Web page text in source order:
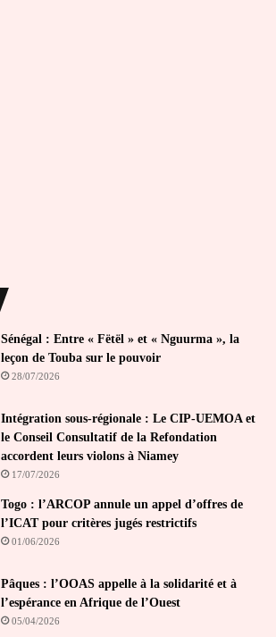
Sénégal : Entre « Fëtël » et « Nguurma », la
leçon de Touba sur le pouvoir
28/07/2026
Intégration sous-régionale : Le CIP-UEMOA et
le Conseil Consultatif de la Refondation
accordent leurs violons à Niamey
17/07/2026
Togo : l’ARCOP annule un appel d’offres de
l’ICAT pour critères jugés restrictifs
01/06/2026
Pâques : l’OOAS appelle à la solidarité et à
l’espérance en Afrique de l’Ouest
05/04/2026